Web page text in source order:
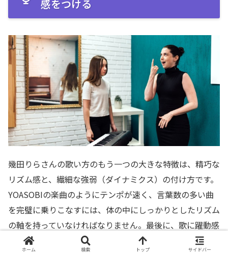
感をつける
幾田りらさんの歌い方のもう一つの大きな特徴は、精巧な
リズム感と、繊細な強弱（ダイナミクス）の付け方です。
YOASOBIの楽曲のようにテンポが速く、言葉数の多い曲
を完璧に乗りこなすには、体の中にしっかりとしたリズム
の軸を持っていなければなりません。最後に、歌に躍動感
を与えるためのコツを解説します。
ホーム 検索 トップ サイドバー